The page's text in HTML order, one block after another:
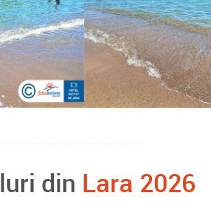
din Lara 2026